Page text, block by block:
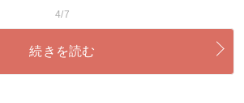
4/7
続きを読む